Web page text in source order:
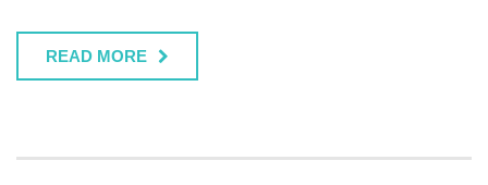
READ MORE